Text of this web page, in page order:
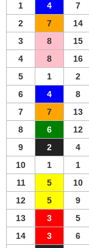
1 4 7
2
7 14
3
8 15
4
8 16
5
1 2
6
4 8
7
7 13
8
6 12
9
2 4
10
1 1
11
5 10
12
5 9
13
3 5
14
3 6